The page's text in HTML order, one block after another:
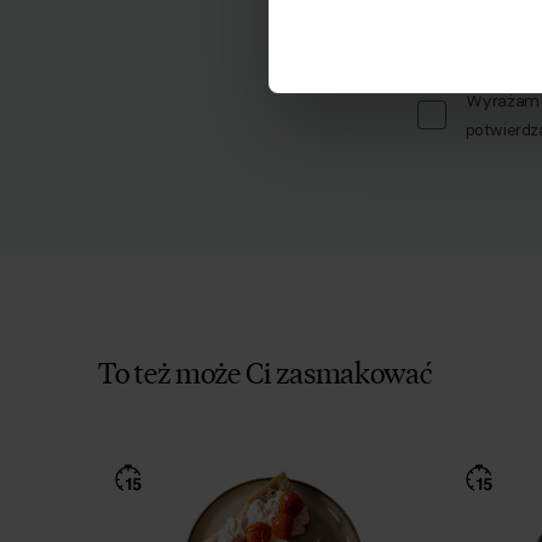
To też może Ci zasmakować